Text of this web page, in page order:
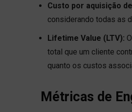
Custo por aquisição
considerando todas as
Lifetime Value (LTV):
total que um cliente
quanto os custos
Métricas de